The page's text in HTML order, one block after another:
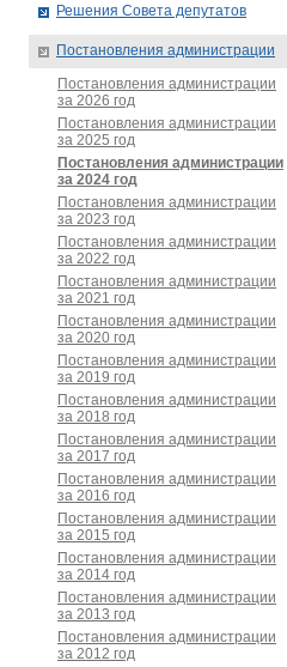
Решения Совета депутатов
Постановления администрации
Постановления администрации
за 2026 год
Постановления администрации
за 2025 год
Постановления администрации
за 2024 год
Постановления администрации
за 2023 год
Постановления администрации
за 2022 год
Постановления администрации
за 2021 год
Постановления администрации
за 2020 год
Постановления администрации
за 2019 год
Постановления администрации
за 2018 год
Постановления администрации
за 2017 год
Постановления администрации
за 2016 год
Постановления администрации
за 2015 год
Постановления администрации
за 2014 год
Постановления администрации
за 2013 год
Постановления администрации
за 2012 год